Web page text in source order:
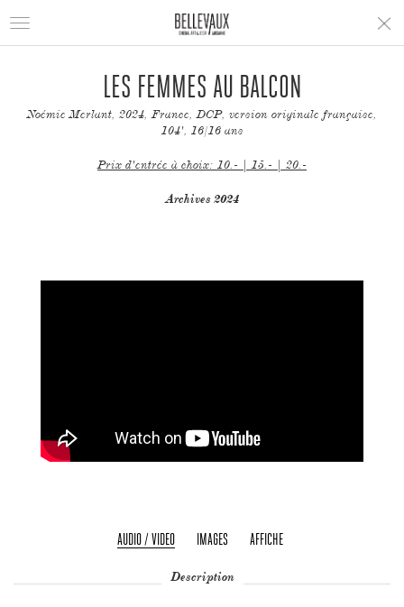
Toggle
LES FEMMES AU BALCON
Noémie Merlant, 2024, France, DCP, version originale française,
104', 16/16 ans
Prix d'entrée à choix: 10.- | 15.- | 20.-
Archives 2024
AUDIO / VIDEO IMAGES AFFICHE
Description